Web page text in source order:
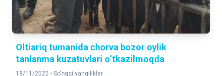
Oltiariq tumanida chorva bozor oylik
tanlanma kuzatuvlari o‘tkazilmoqda
18/11/2022 • So'nggi yangiliklar